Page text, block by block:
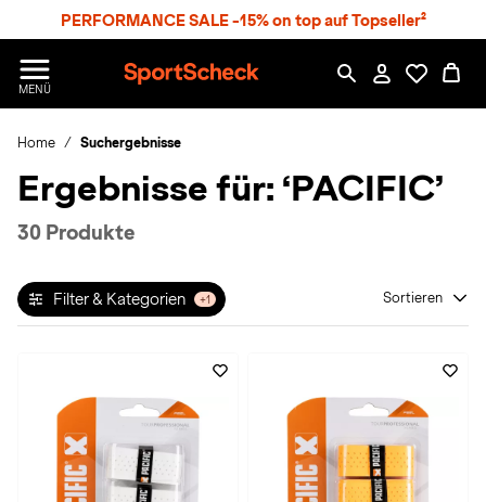
PERFORMANCE SALE -15% on top auf Topseller²
MENÜ
p
r
S
h
k
Home Suchergebnisse
Ergebnisse für: ‘PACIFIC’
30 Produkte
Filter & Kategorien +1 Sortieren